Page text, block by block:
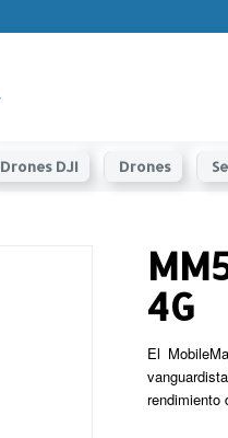
Drones DJI Drones
4G
El
rendimiento